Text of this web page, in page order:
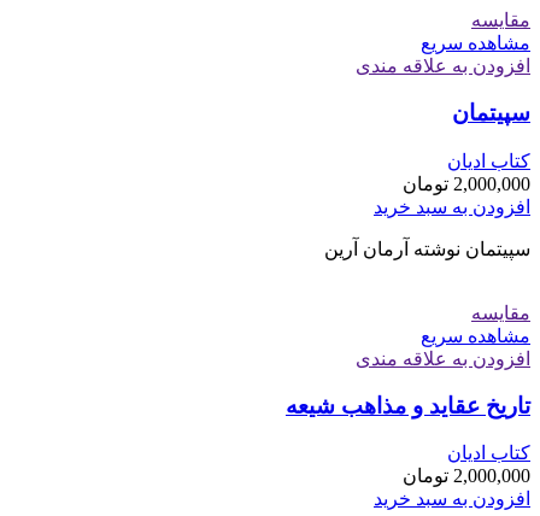
مقایسه
مشاهده سریع
افزودن به علاقه مندی
سپیتمان
کتاب ادیان
2,000,000 تومان
افزودن به سبد خرید
سپیتمان نوشته آرمان آرین
مقایسه
مشاهده سریع
افزودن به علاقه مندی
تاریخ عقاید و مذاهب شیعه
کتاب ادیان
2,000,000 تومان
افزودن به سبد خرید